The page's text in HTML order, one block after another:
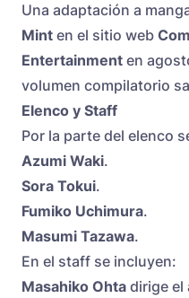
Una adaptación a
Mint en el sitio web
Entertainment en
volumen compilatorio
Elenco y Staff
Por la parte del elenco
Azumi Waki.
Sora Tokui.
Fumiko Uchimura.
Masumi Tazawa.
En el staff se incluyen:
Masahiko Ohta dirige el